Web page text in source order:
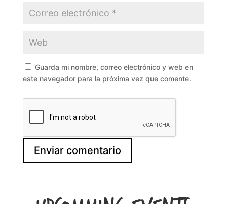
Guarda mi nombre, correo electrónico y web en
este navegador para la próxima vez que comente.